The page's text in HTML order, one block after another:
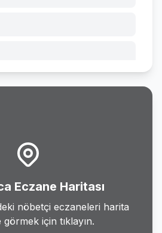
Eczane Haritası
nöbetçi eczaneleri harita
için tıklayın.